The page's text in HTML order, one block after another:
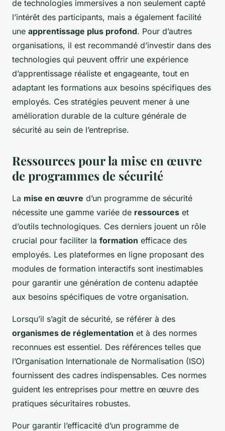
de technologies immersives a non seulement capté
l’intérêt des participants, mais a également facilité
une apprentissage plus profond. Pour d’autres
organisations, il est recommandé d’investir dans des
technologies qui peuvent offrir une expérience
d’apprentissage réaliste et engageante, tout en
adaptant les formations aux besoins spécifiques des
employés. Ces stratégies peuvent mener à une
amélioration durable de la culture générale de
sécurité au sein de l’entreprise.
Ressources pour la mise en œuvre
de programmes de sécurité
La mise en œuvre d’un programme de sécurité
nécessite une gamme variée de ressources et
d’outils technologiques. Ces derniers jouent un rôle
crucial pour faciliter la formation efficace des
employés. Les plateformes en ligne proposant des
modules de formation interactifs sont inestimables
pour garantir une génération de contenu adaptée
aux besoins spécifiques de votre organisation.
Lorsqu’il s’agit de sécurité, se référer à des
organismes de réglementation et à des normes
reconnues est essentiel. Des références telles que
l’Organisation Internationale de Normalisation (ISO)
fournissent des cadres indispensables. Ces normes
guident les entreprises pour mettre en œuvre des
pratiques sécuritaires robustes.
Pour garantir l’efficacité d’un programme de